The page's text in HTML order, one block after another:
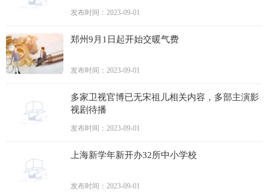
发布时间：2023-09-01
郑州9月1日起开始交暖气费
发布时间：2023-09-01
多家卫视官博已无宋祖儿相关内容，多部主演影
视剧待播
发布时间：2023-09-01
上海新学年新开办32所中小学校
发布时间：2023-09-01